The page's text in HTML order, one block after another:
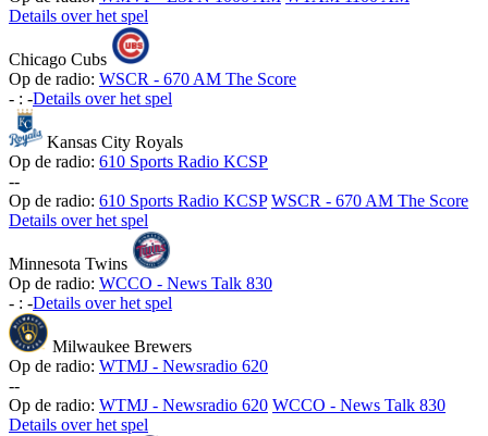
Details over het spel
Chicago Cubs
Op de radio: WSCR - 670 AM The Score
- : -Details over het spel
Kansas City Royals
Op de radio: 610 Sports Radio KCSP
--
Op de radio: 610 Sports Radio KCSP WSCR - 670 AM The Score
Details over het spel
Minnesota Twins
Op de radio: WCCO - News Talk 830
- : -Details over het spel
Milwaukee Brewers
Op de radio: WTMJ - Newsradio 620
--
Op de radio: WTMJ - Newsradio 620 WCCO - News Talk 830
Details over het spel